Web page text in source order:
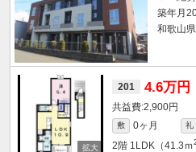
築年月
和歌山
201 4.6万円
2,900円
敷 0ヶ月 礼
2階 1LDK（41.3ｍ